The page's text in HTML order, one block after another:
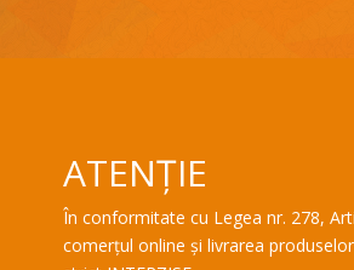
ATENȚIE
În conformitate cu Legea nr. 278,
comerțul online și livrarea